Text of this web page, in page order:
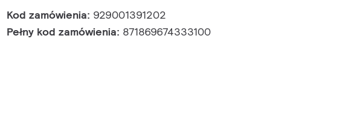
Kod zamówienia: 929001391202
Pełny kod zamówienia: 871869674333100